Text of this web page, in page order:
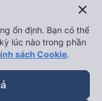
close
ổn định. Bạn có thể
lúc nào trong phần
sách Cookie.